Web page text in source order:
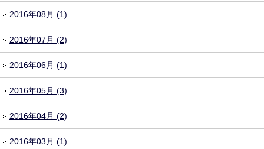
2016年08月 (1)
2016年07月 (2)
2016年06月 (1)
2016年05月 (3)
2016年04月 (2)
2016年03月 (1)